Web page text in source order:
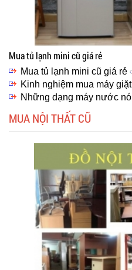
Mua tủ lạnh mini cũ giá rẻ
Mua tủ lạnh mini cũ giá rẻ
Kinh nghiệm mua máy
Những dạng máy nước
MUA NỘI THẤT CŨ